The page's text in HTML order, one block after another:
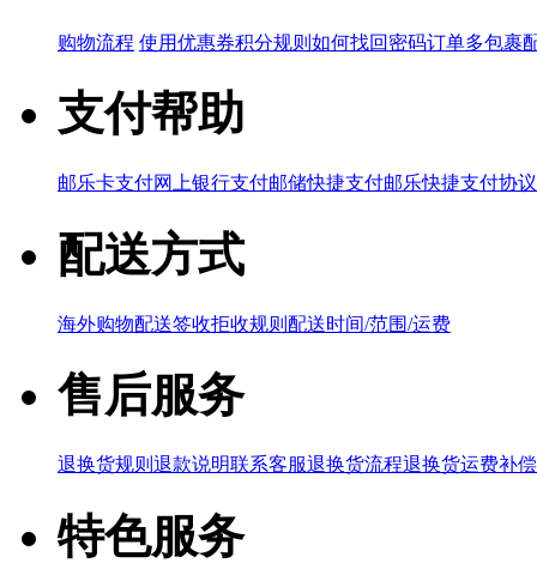
购物流程 使用优惠券积分规则 如何找回密码订单多包裹
支付帮助
邮乐卡支付网上银行支付邮储快捷支付邮乐快捷支付协议
配送方式
海外购物配送签收拒收规则 配送时间/范围/运费
售后服务
退换货规则 退款说明联系客服退换货流程退换货运费补
特色服务